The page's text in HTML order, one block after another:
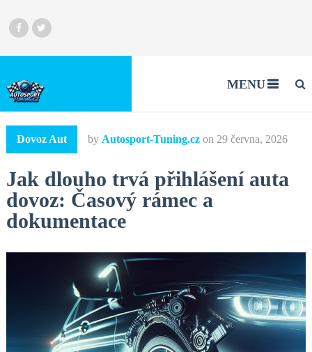
MENU
Dovoz Aut by Autosport-Tuning.cz on 29 června, 2026
Jak dlouho trvá přihlášení auta
dovoz: Časový rámec a
dokumentace